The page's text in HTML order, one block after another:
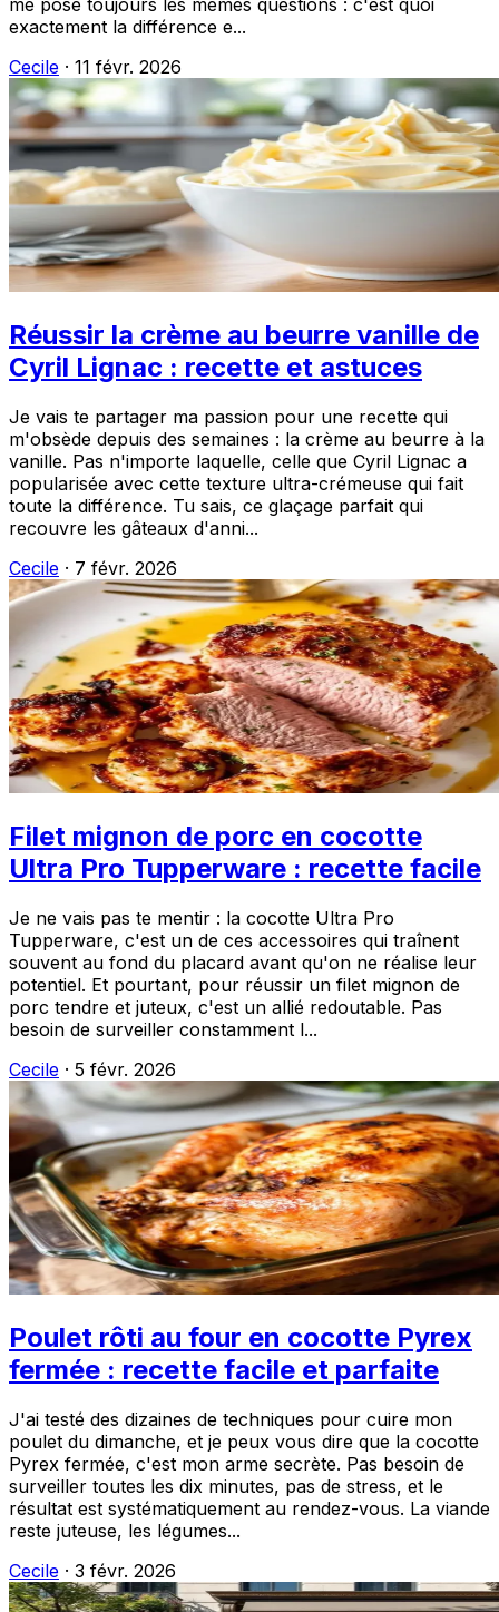
me pose toujours les mêmes questions : c'est quoi
exactement la différence e...
Cecile · 11 févr. 2026
Réussir la crème au beurre vanille de
Cyril Lignac : recette et astuces
Je vais te partager ma passion pour une recette qui
m'obsède depuis des semaines : la crème au beurre à la
vanille. Pas n'importe laquelle, celle que Cyril Lignac a
popularisée avec cette texture ultra-crémeuse qui fait
toute la différence. Tu sais, ce glaçage parfait qui
recouvre les gâteaux d'anni...
Cecile · 7 févr. 2026
Filet mignon de porc en cocotte
Ultra Pro Tupperware : recette facile
Je ne vais pas te mentir : la cocotte Ultra Pro
Tupperware, c'est un de ces accessoires qui traînent
souvent au fond du placard avant qu'on ne réalise leur
potentiel. Et pourtant, pour réussir un filet mignon de
porc tendre et juteux, c'est un allié redoutable. Pas
besoin de surveiller constamment l...
Cecile · 5 févr. 2026
Poulet rôti au four en cocotte Pyrex
fermée : recette facile et parfaite
J'ai testé des dizaines de techniques pour cuire mon
poulet du dimanche, et je peux vous dire que la cocotte
Pyrex fermée, c'est mon arme secrète. Pas besoin de
surveiller toutes les dix minutes, pas de stress, et le
résultat est systématiquement au rendez-vous. La viande
reste juteuse, les légumes...
Cecile · 3 févr. 2026